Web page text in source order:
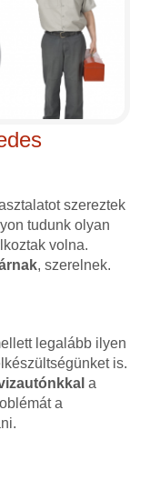
szereztek
tudunk olyan
volna.
, szerelnek.
legalább ilyen
is.
a
a